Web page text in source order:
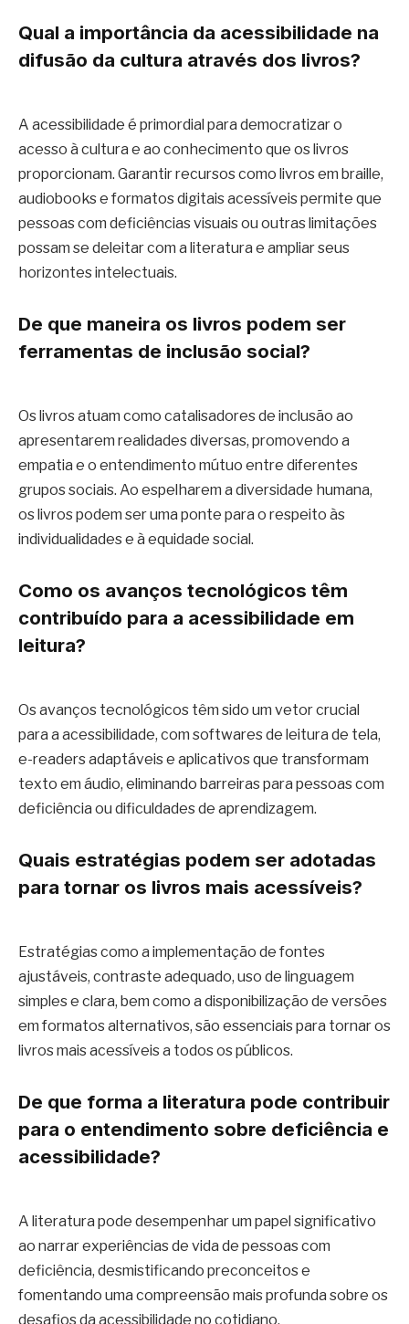
Qual a importância da acessibilidade na
difusão da cultura através dos livros?
A acessibilidade é primordial para democratizar o
acesso à cultura e ao conhecimento que os livros
proporcionam. Garantir recursos como livros em braille,
audiobooks e formatos digitais acessíveis permite que
pessoas com deficiências visuais ou outras limitações
possam se deleitar com a literatura e ampliar seus
horizontes intelectuais.
De que maneira os livros podem ser
ferramentas de inclusão social?
Os livros atuam como catalisadores de inclusão ao
apresentarem realidades diversas, promovendo a
empatia e o entendimento mútuo entre diferentes
grupos sociais. Ao espelharem a diversidade humana,
os livros podem ser uma ponte para o respeito às
individualidades e à equidade social.
Como os avanços tecnológicos têm
contribuído para a acessibilidade em
leitura?
Os avanços tecnológicos têm sido um vetor crucial
para a acessibilidade, com softwares de leitura de tela,
e-readers adaptáveis e aplicativos que transformam
texto em áudio, eliminando barreiras para pessoas com
deficiência ou dificuldades de aprendizagem.
Quais estratégias podem ser adotadas
para tornar os livros mais acessíveis?
Estratégias como a implementação de fontes
ajustáveis, contraste adequado, uso de linguagem
simples e clara, bem como a disponibilização de versões
em formatos alternativos, são essenciais para tornar os
livros mais acessíveis a todos os públicos.
De que forma a literatura pode contribuir
para o entendimento sobre deficiência e
acessibilidade?
A literatura pode desempenhar um papel significativo
ao narrar experiências de vida de pessoas com
deficiência, desmistificando preconceitos e
fomentando uma compreensão mais profunda sobre os
desafios da acessibilidade no cotidiano.